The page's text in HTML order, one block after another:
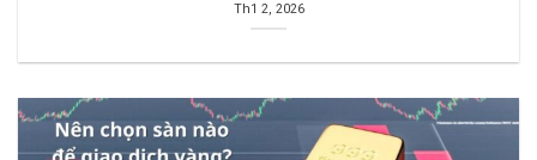
Th1 2, 2026